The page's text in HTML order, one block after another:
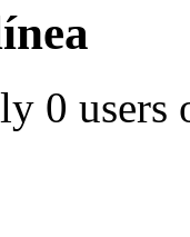
0 users